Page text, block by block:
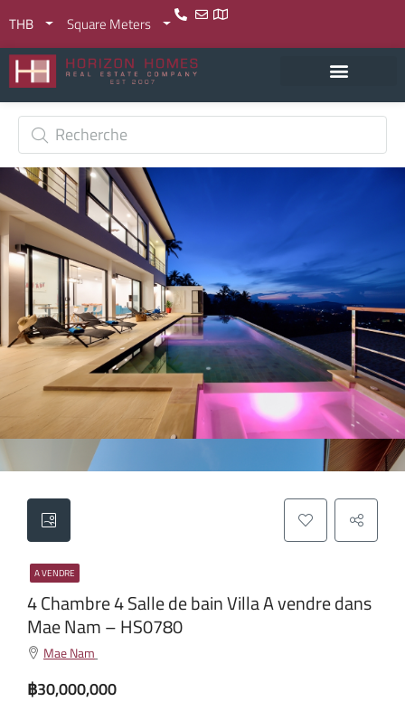
THB Square Meters
A VENDRE
4 Chambre 4 Salle de bain Villa A vendre dans
Mae Nam – HS0780
Mae Nam
฿30,000,000